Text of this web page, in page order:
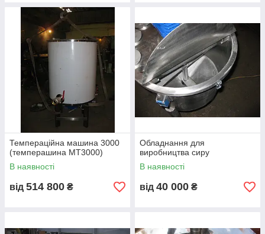
Сорочка для нагрівання або
охолодження продукту
Реактор може бути обладнаний сорочкою
для нагрівання продукту до 105 град. С, або
олійну сорочку для нагрівання продукту
віше 105 град. С.
Також за вашим технічним завданням, у
обладнанні може бути використаний чилер
для охолодження теплоносія в сорочці, щоб
продукт швидше охолоджував до необхідної
Весь процес може бути автоматизований
Темпераційна машина 3000
(темперашина МТ3000)
В наявності
від 514 800 ₴
Обладнання для
виробництва сиру
В наявності
від 40 000 ₴